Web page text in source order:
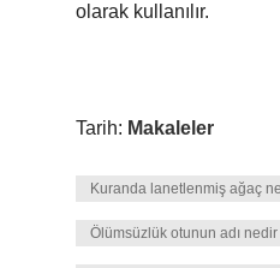
olarak kullanılır.
Tarih: Makaleler
Kuranda lanetlenmiş ağaç
Ölümsüzlük otunun adı nedir